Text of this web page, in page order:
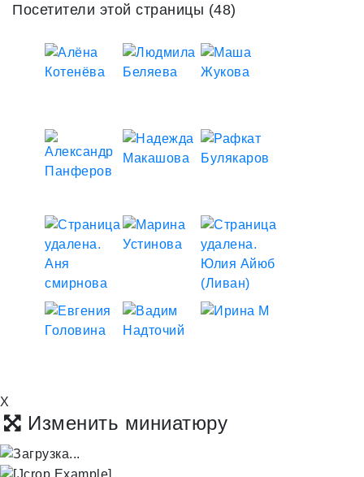
Посетители этой страницы (48)
X
Изменить миниатюру